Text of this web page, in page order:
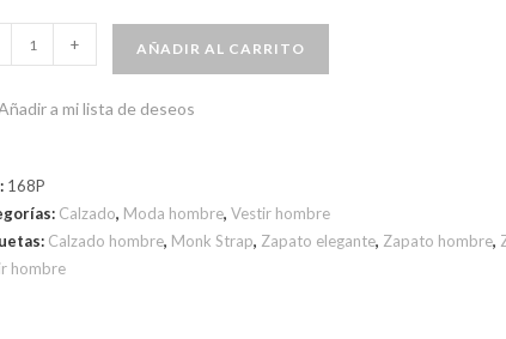
+ AÑADIR AL CARRITO
a mi lista de deseos
168P
Calzado, Moda hombre, Vestir hombre
Calzado hombre, Monk Strap, Zapato elegante, Zapato hombre,
hombre